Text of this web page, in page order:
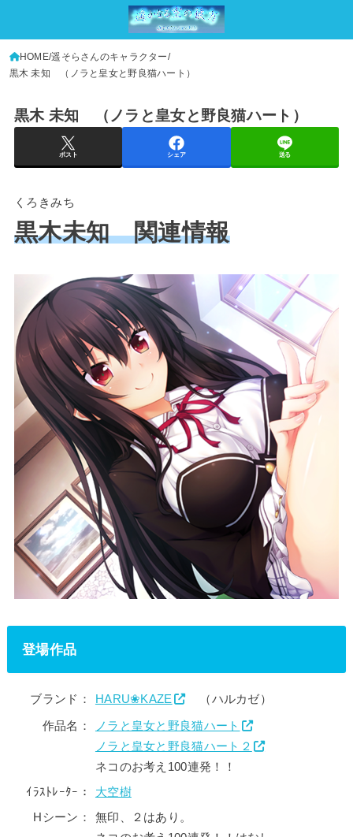
HOME 遥そらさんのキャラクター
黒木 未知 （ノラと皇女と野良猫ハート）
黒木 未知 （ノラと皇女と野良猫ハート）
ポスト シェア 送る
くろきみち
黒木未知 関連情報
登場作品
ブランド： HARU❀KAZE （ハルカゼ）
作品名：
ノラと皇女と野良猫ハート
ノラと皇女と野良猫ハート２
ネコのお考え100連発！！
ｲﾗｽﾄﾚｰﾀｰ：
大空樹
Hシーン：
無印、２はあり。